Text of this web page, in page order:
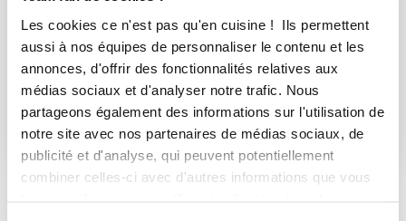
Les cookies ce n'est pas qu'en cuisine ! Ils permettent
aussi à nos équipes de personnaliser le contenu et les
annonces, d'offrir des fonctionnalités relatives aux
médias sociaux et d'analyser notre trafic. Nous
partageons également des informations sur l'utilisation de
notre site avec nos partenaires de médias sociaux, de
publicité et d'analyse, qui peuvent potentiellement
combiner celles-ci avec d'autres informations que vous
favoris
1 Recette